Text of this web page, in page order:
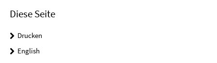
Diese Seite
Drucken
English